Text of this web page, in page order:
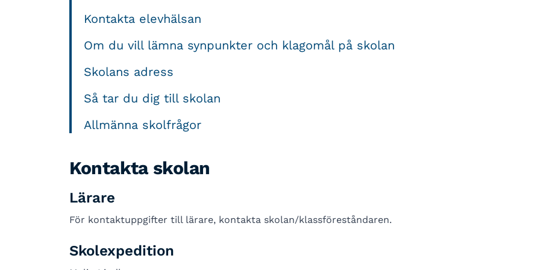
Kontakta elevhälsan
Om du vill lämna synpunkter och klagomål på skolan
Skolans adress
Så tar du dig till skolan
Allmänna skolfrågor
Kontakta skolan
Lärare
För kontaktuppgifter till lärare, kontakta skolan/klassföreståndaren.
Skolexpedition